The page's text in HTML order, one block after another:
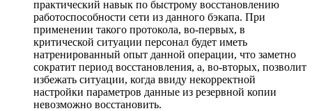
практический навык по быстрому восстановлению
работоспособности сети из данного бэкапа. При
применении такого протокола, во-первых, в
критической ситуации персонал будет иметь
натренированный опыт данной операции, что заметно
сократит период восстановления, а, во-вторых, позволит
избежать ситуации, когда ввиду некорректной
настройки параметров данные из резервной копии
невозможно восстановить.